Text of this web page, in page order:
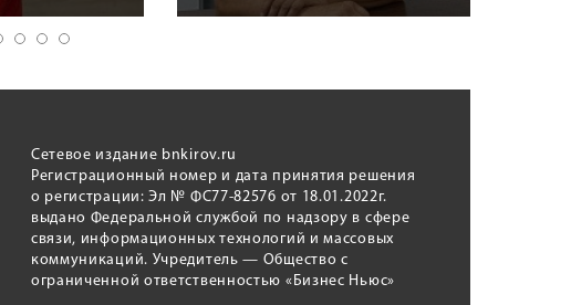
Сетевое издание bnkirov.ru
Регистрационный номер и дата принятия решения
о регистрации: Эл № ФС77-82576 от 18.01.2022г.
выдано Федеральной службой по надзору в сфере
связи, информационных технологий и массовых
коммуникаций. Учредитель — Общество с
ограниченной ответственностью «Бизнес Ньюс»